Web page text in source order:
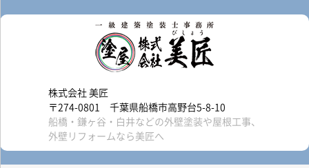
株式会社 美匠
〒274-0801 千葉県船橋市高野台5-8-10
船橋・鎌ヶ谷・白井などの外壁塗装や屋根工事、
外壁リフォームなら美匠へ